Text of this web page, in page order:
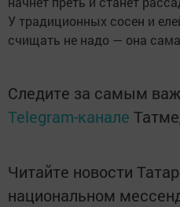
У традиционных сосен и
счищать не надо — она сама
Следите за самым
Telegram-канале
Читайте новости
национальном